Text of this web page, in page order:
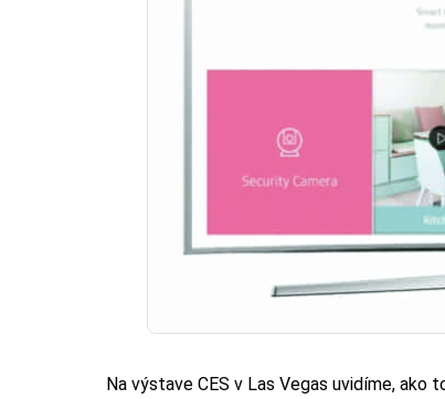
Na výstave CES v Las Vegas uvidíme, ako